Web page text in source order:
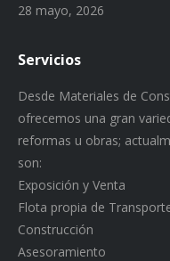
28 mayo, 2026
Servicios
Desde Materiales de
ofrecemos una gran
reformas u obras;
son:
Exposición y Venta
Flota propia de
Construcción
Asesoramiento